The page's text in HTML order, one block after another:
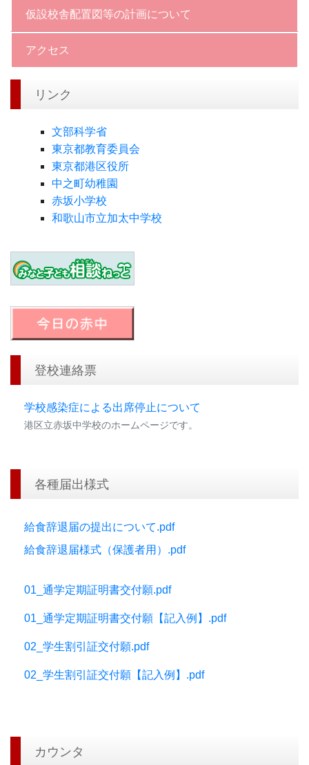
仮設校舎配置図等の計画について
アクセス
リンク
文部科学省
東京都教育委員会
東京都港区役所
中之町幼稚園
赤坂小学校
和歌山市立加太中学校
登校連絡票
学校感染症による出席停止について
港区立赤坂中学校のホームページです。
各種届出様式
給食辞退届の提出について.pdf
給食辞退届様式（保護者用）.pdf
01_通学定期証明書交付願.pdf
01_通学定期証明書交付願【記入例】.pdf
02_学生割引証交付願.pdf
02_学生割引証交付願【記入例】.pdf
カウンタ